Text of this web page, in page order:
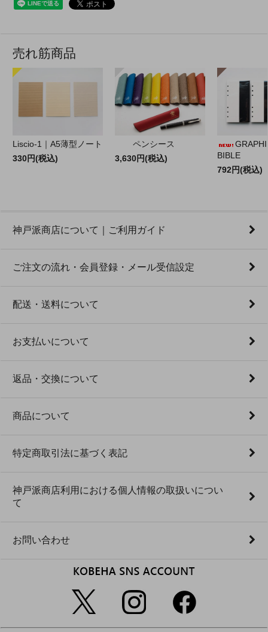
売れ筋商品
Liscio-1｜A5薄型ノート
330円(税込)
ペンシース
3,630円(税込)
BIBLE
792円(税込)
神戸派商店について｜ご利用ガイド
ご注文の流れ・会員登録・メール受信設定
配送・送料について
お支払いについて
返品・交換について
商品について
特定商取引法に基づく表記
神戸派商店利用における個人情報の取扱いについ
て
お問い合わせ